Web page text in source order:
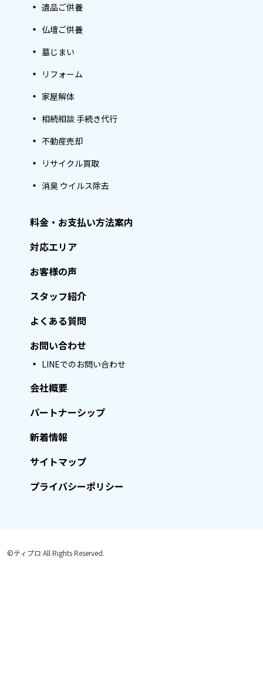
遺品ご供養
仏壇ご供養
墓じまい
リフォーム
家屋解体
相続相談 手続き代行
不動産売却
リサイクル買取
消臭 ウイルス除去
料金・お支払い方法案内
対応エリア
お客様の声
スタッフ紹介
よくある質問
お問い合わせ
LINEでのお問い合わせ
会社概要
パートナーシップ
新着情報
サイトマップ
プライバシーポリシー
©ティプロ All Rights Reserved.